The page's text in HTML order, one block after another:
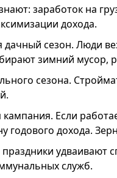
заработок на
дохода.
сезон. Люди
зимний мусор,
сезона.
Если
годового дохода.
удваивают
служб.